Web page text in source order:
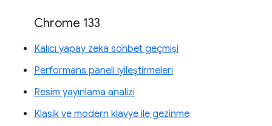
Chrome 133
Kalıcı yapay zeka sohbet geçmişi
Performans paneli iyileştirmeleri
Resim yayınlama analizi
Klasik ve modern klavye ile gezinme